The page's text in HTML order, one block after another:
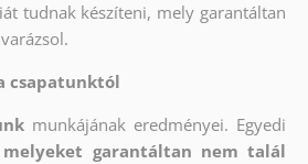
tudnak készíteni, mely garantáltan
csapatunktól
munkájának eredményei. Egyedi
melyeket garantáltan nem talál